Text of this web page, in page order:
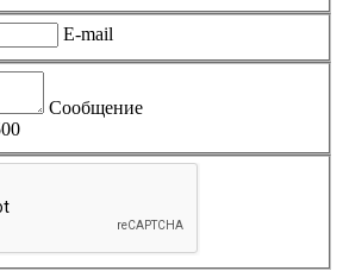
E-mail
Сообщение